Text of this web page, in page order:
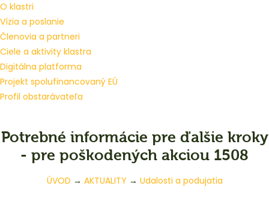
O klastri
Vízia a poslanie
Členovia a partneri
Ciele a aktivity klastra
Digitálna platforma
Projekt spolufinancovaný EÚ
Profil obstarávateľa
Potrebné informácie pre ďalšie kroky
- pre poškodených akciou 1508
ÚVOD → AKTUALITY → Udalosti a podujatia